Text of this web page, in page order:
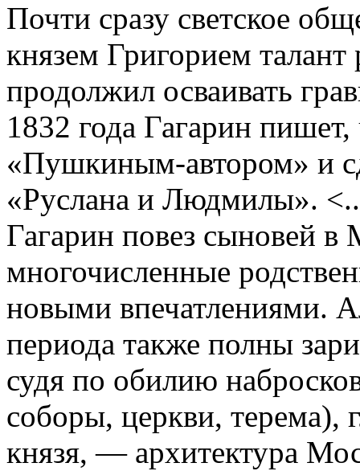
Почти сразу светское
князем Григорием
продолжил осваивать
1832 года Гагарин
«Пушкиным-автором» и
«Руслана и Людмилы».
Гагарин повез сыновей в
многочисленные
новыми впечатлениями.
периода также полны
судя по обилию
соборы, церкви, терема),
князя, — архитектура